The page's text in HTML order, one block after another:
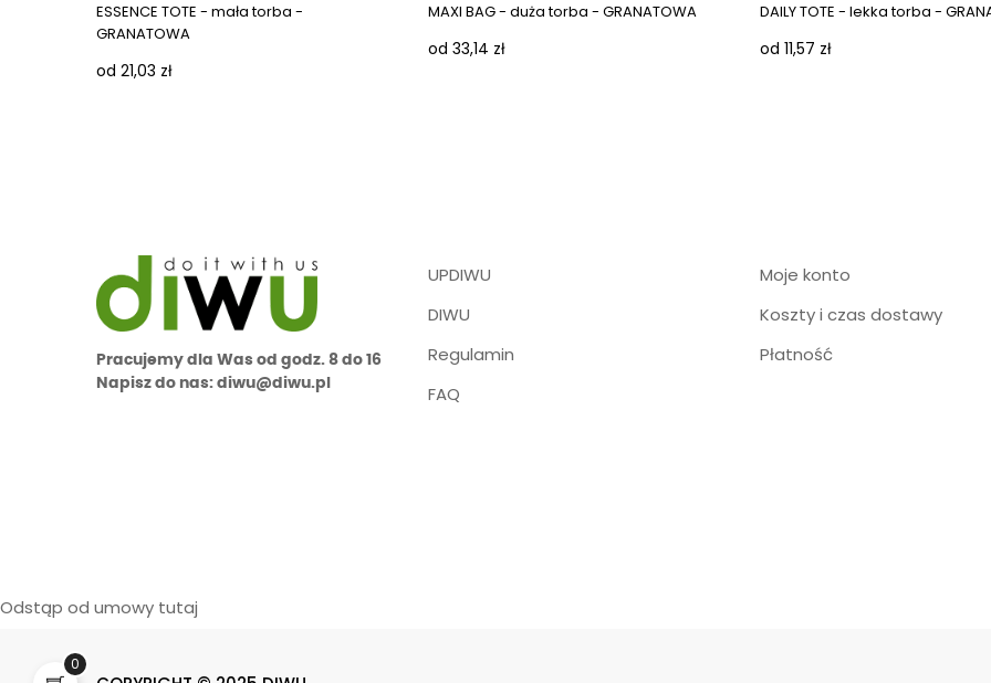
ESSENCE TOTE - mała torba -
GRANATOWA
od 21,03 zł
MAXI BAG - duża torba - GRANATOWA
od 33,14 zł
DAILY TOTE - lekka torba -
od 11,57 zł
Pracujemy dla Was od godz. 8 do 16
Napisz do nas: diwu@diwu.pl
UPDIWU
DIWU
Regulamin
FAQ
Moje konto
Koszty i czas dostawy
Płatność
Odstąp od umowy tutaj
0